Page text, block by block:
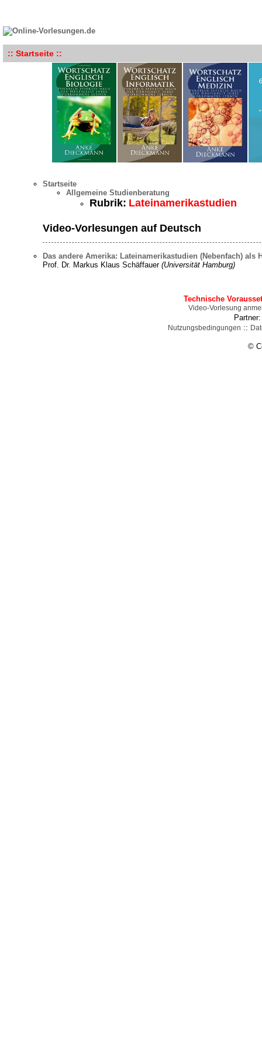
:: Startseite ::
Startseite
Allgemeine Studienberatung
Rubrik: Lateinamerikastudien
Video-Vorlesungen auf Deutsch
Das andere Amerika: Lateinamerikastudien (Nebenfach) als
Prof. Dr. Markus Klaus Schäffauer (Universität Hamburg)
Technische
Video-Vorlesung
Nutzungsbedingungen ::
©